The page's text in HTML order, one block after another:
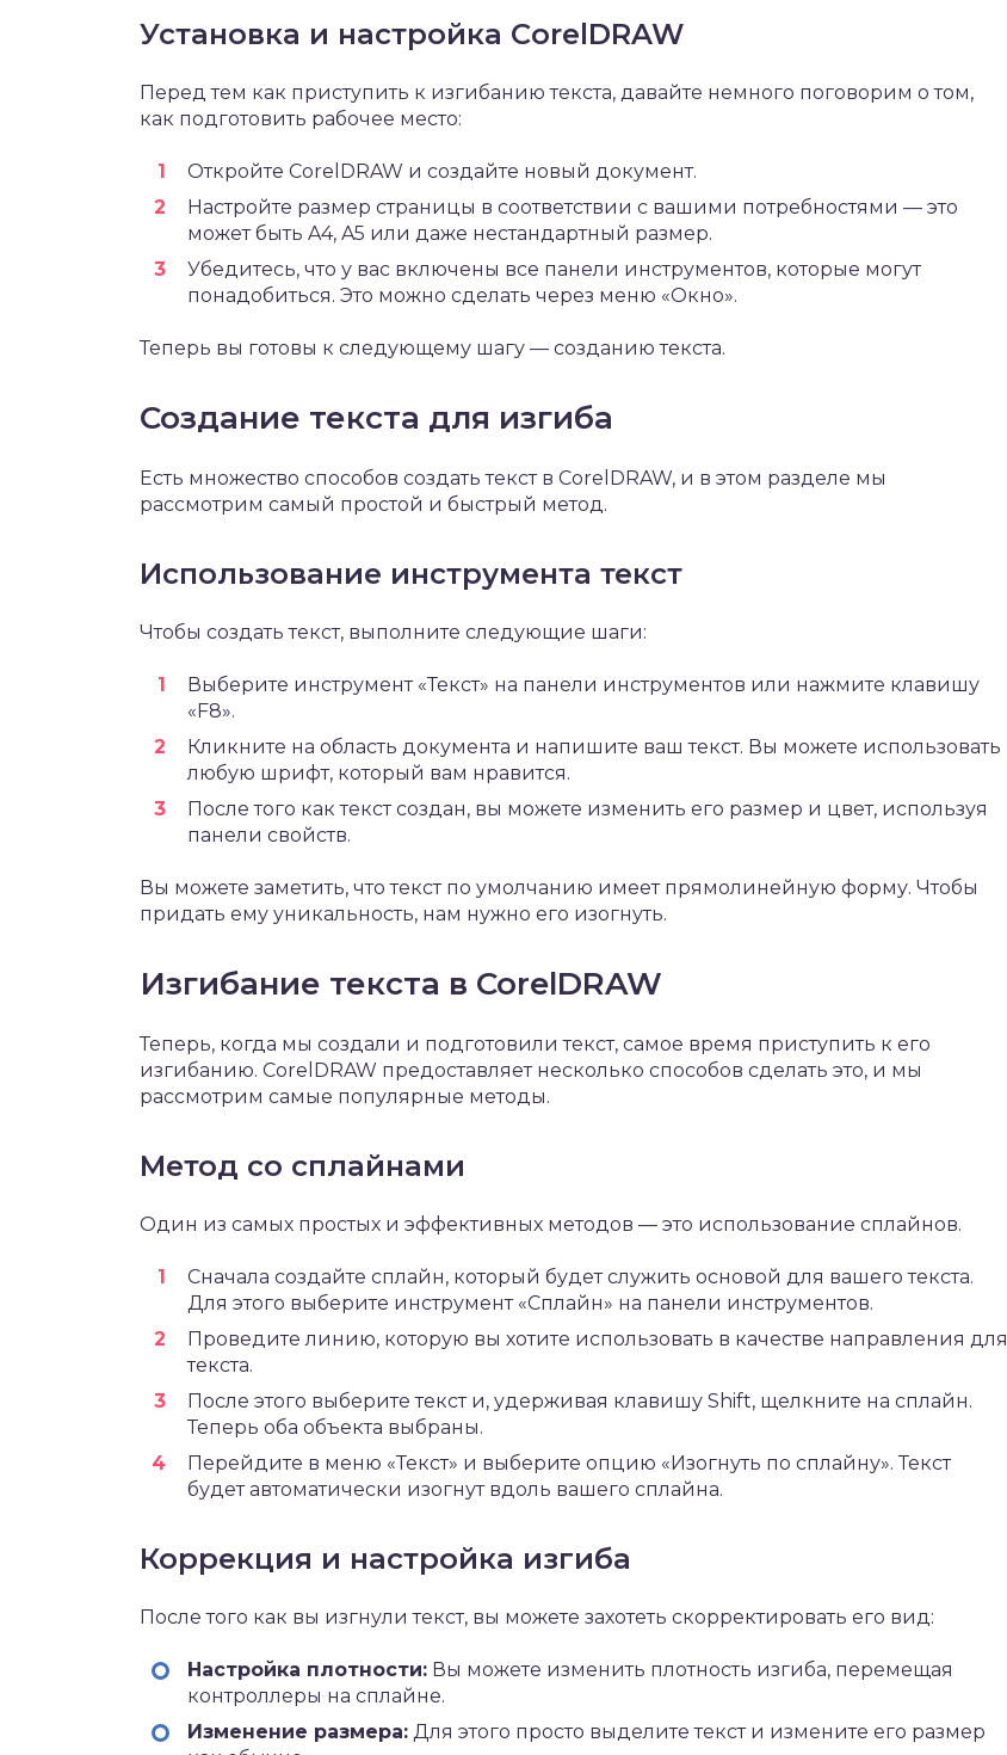
Установка и настройка CorelDRAW
Перед тем как приступить к изгибанию текста, давайте немного поговорим о том,
как подготовить рабочее место:
Откройте CorelDRAW и создайте новый документ.
Настройте размер страницы в соответствии с вашими потребностями — это
может быть A4, A5 или даже нестандартный размер.
Убедитесь, что у вас включены все панели инструментов, которые могут
понадобиться. Это можно сделать через меню «Окно».
Теперь вы готовы к следующему шагу — созданию текста.
Создание текста для изгиба
Есть множество способов создать текст в CorelDRAW, и в этом разделе мы
рассмотрим самый простой и быстрый метод.
Использование инструмента текст
Чтобы создать текст, выполните следующие шаги:
Выберите инструмент «Текст» на панели инструментов или нажмите клавишу
«F8».
Кликните на область документа и напишите ваш текст. Вы можете использовать
любую шрифт, который вам нравится.
После того как текст создан, вы можете изменить его размер и цвет, используя
панели свойств.
Вы можете заметить, что текст по умолчанию имеет прямолинейную форму. Чтобы
придать ему уникальность, нам нужно его изогнуть.
Изгибание текста в CorelDRAW
Теперь, когда мы создали и подготовили текст, самое время приступить к его
изгибанию. CorelDRAW предоставляет несколько способов сделать это, и мы
рассмотрим самые популярные методы.
Метод со сплайнами
Один из самых простых и эффективных методов — это использование сплайнов.
Сначала создайте сплайн, который будет служить основой для вашего текста.
Для этого выберите инструмент «Сплайн» на панели инструментов.
Проведите линию, которую вы хотите использовать в качестве направления для
текста.
После этого выберите текст и, удерживая клавишу Shift, щелкните на сплайн.
Теперь оба объекта выбраны.
Перейдите в меню «Текст» и выберите опцию «Изогнуть по сплайну». Текст
будет автоматически изогнут вдоль вашего сплайна.
Коррекция и настройка изгиба
После того как вы изгнули текст, вы можете захотеть скорректировать его вид:
Настройка плотности: Вы можете изменить плотность изгиба, перемещая
контроллеры на сплайне.
Изменение размера: Для этого просто выделите текст и измените его размер